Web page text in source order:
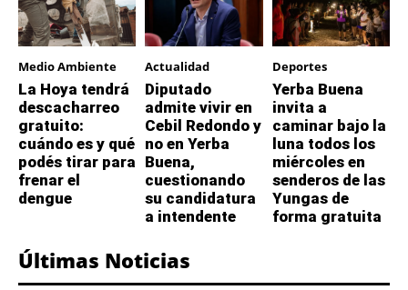
Medio Ambiente
La Hoya tendrá
descacharreo
gratuito:
cuándo es y qué
podés tirar para
frenar el
dengue
Actualidad
Diputado
admite vivir en
Cebil Redondo y
no en Yerba
Buena,
cuestionando
su candidatura
a intendente
Deportes
Yerba Buena
invita a
caminar bajo la
luna todos los
miércoles en
senderos de las
Yungas de
forma gratuita
Últimas Noticias